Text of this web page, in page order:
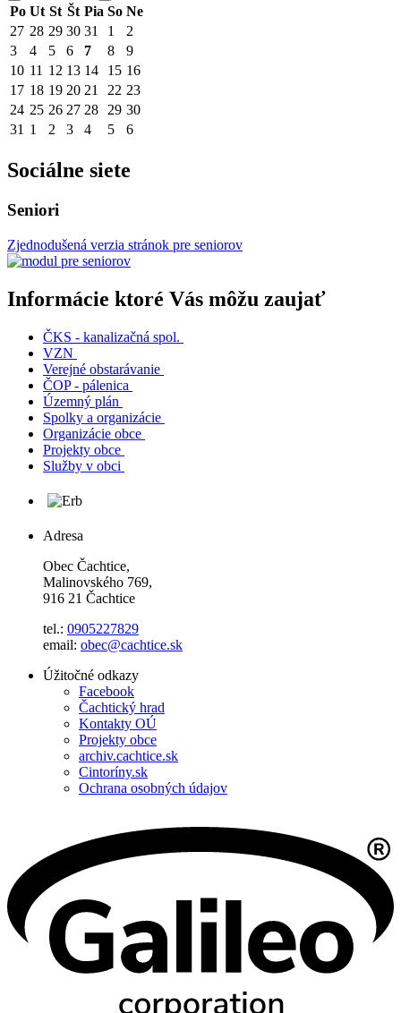
Po Ut St Št Pia So Ne
27 28 29 30 31 1
2
3
4 5 6 7 8
9
10 11 12 13 14 15 16
17 18 19 20 21 22 23
24 25 26 27 28 29 30
31 1 2 3 4 5 6
Sociálne siete
Seniori
Zjednodušená verzia stránok pre seniorov
Informácie ktoré Vás môžu zaujať
ČKS - kanalizačná spol.
VZN
Verejné obstarávanie
ČOP - pálenica
Územný plán
Spolky a organizácie
Organizácie obce
Projekty obce
Služby v obci
Adresa
Obec Čachtice,
Malinovského 769,
916 21 Čachtice
tel.: 0905227829
email: obec@cachtice.sk
Úžitočné odkazy
Facebook
Čachtický hrad
Kontakty OÚ
Projekty obce
archiv.cachtice.sk
Cintoríny.sk
Ochrana osobných údajov